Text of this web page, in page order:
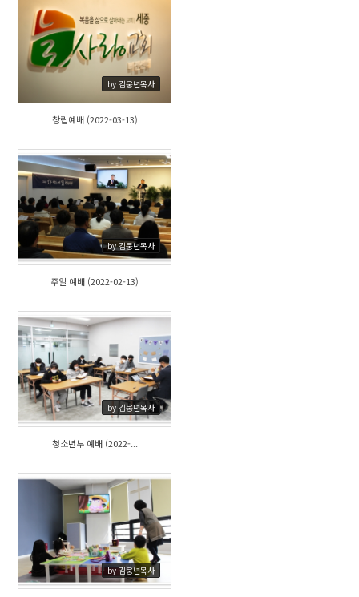
by 김웅년목사
827
창립예배 (2022-03-13)
by 김웅년목사
815
주일 예배 (2022-02-13)
by 김웅년목사
804
청소년부 예배 (2022-...
by 김웅년목사